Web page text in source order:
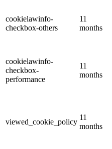
cookielawinfo-
checkbox-others
11
months
cookielawinfo-
checkbox-
performance
11
months
viewed_cookie_policy
11
months